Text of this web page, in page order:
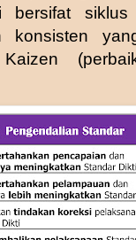
bersifat
konsisten